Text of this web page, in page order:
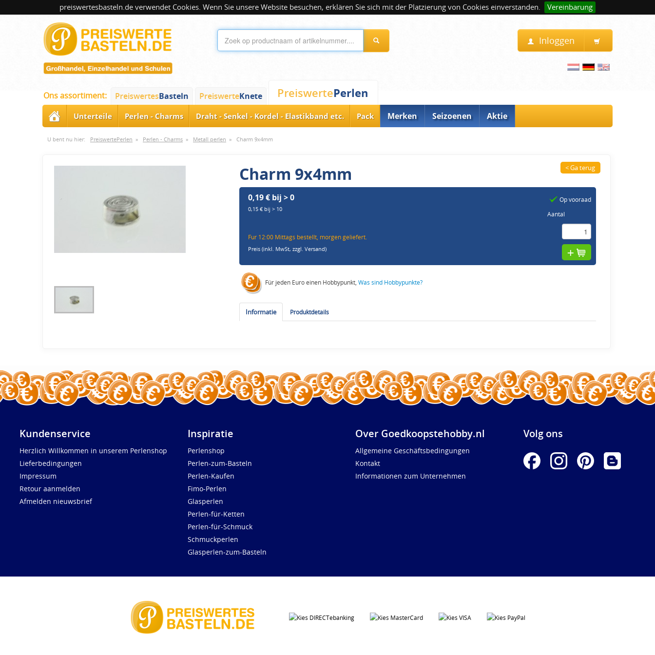
preiswertesbasteln.de verwendet Cookies. Wenn Sie unsere Website besuchen, erklären Sie sich mit der Platzierung von Cookies einverstanden. Vereinbarung
Inloggen
Ons assortiment: PreiswertesBasteln PreiswerteKnete PreiswertePerlen
Unterteile Perlen - Charms Draht - Senkel - Kordel - Elastikband etc. Pack Merken Seizoenen Aktie
U bent nu hier: PreiswertePerlen » Perlen - Charms » Metall perlen » Charm 9x4mm
Charm 9x4mm < Ga terug
0,19 € bij > 0
0,15 € bij > 10
Fur 12:00 Mittags bestellt, morgen geliefert.
Preis (inkl. MwSt,zzgl. Versand)
Op vooraad
Aantal
Für jeden Euro einen Hobbypunkt,Was sind Hobbypunkte?
Informatie Produktdetails
Kundenservice
Herzlich Willkommen in unserem Perlenshop
Lieferbedingungen
Impressum
Retour aanmelden
Afmelden nieuwsbrief
Inspiratie
Perlenshop
Perlen-zum-Basteln
Perlen-Kaufen
Fimo-Perlen
Glasperlen
Perlen-für-Ketten
Perlen-für-Schmuck
Schmuckperlen
Glasperlen-zum-Basteln
Over Goedkoopstehobby.nl
Allgemeine Geschäftsbedingungen
Kontakt
Informationen zum Unternehmen
Volg ons